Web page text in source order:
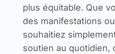
plus équitable. Que
des manifestations
souhaitiez
soutien au quotidien,